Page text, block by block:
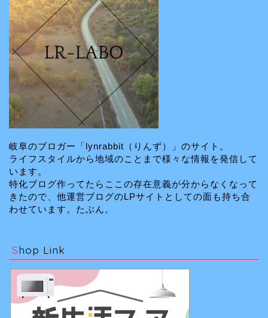
岐阜のブロガー「lynrabbit（りんず）」のサイト。
ライフスタイルから地域のことまで様々な情報を発信して
います。
特化ブログ作ってたらここの存在意義が分からなくなって
きたので、他運営ブログのLPサイトとしての面も持ち合
わせています。たぶん。
Shop Link